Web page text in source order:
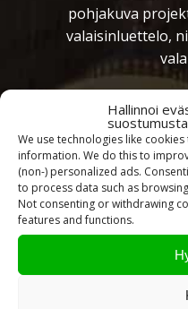
Hallinnoi
suostumusta
We use technologies like
information. We do this to
(non-) personalized ads.
to process data such as
Not consenting or withdrawing
features and functions.
pohjakuva
valaisinluettelo,